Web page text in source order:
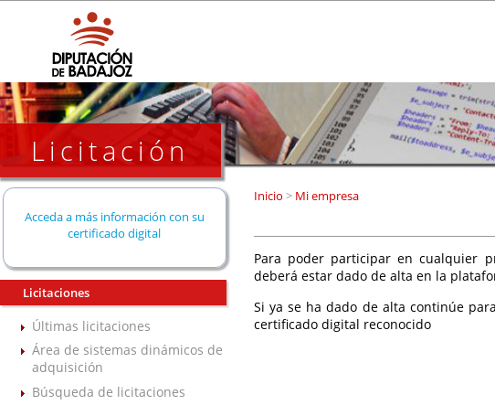
Licitación
Acceda a más información con su
certificado digital
Licitaciones
Últimas licitaciones
Área de sistemas dinámicos de
adquisición
Búsqueda de licitaciones
Inicio >Mi empresa
Para poder participar en cualquier
deberá estar dado de alta en la
Si ya se ha dado de alta continúe
certificado digital reconocido